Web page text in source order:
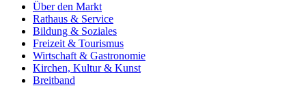
Über den Markt
Rathaus & Service
Bildung & Soziales
Freizeit & Tourismus
Wirtschaft & Gastronomie
Kirchen, Kultur & Kunst
Breitband